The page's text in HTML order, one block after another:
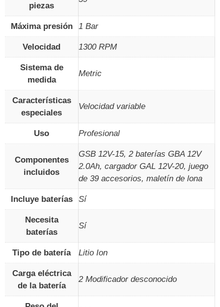
piezas
Máxima presión ‎1 Bar
Velocidad ‎1300 RPM
Sistema de
medida
‎Metric
Características
especiales
‎Velocidad variable
Uso ‎Profesional
Componentes
incluidos
‎GSB 12V-15, 2 baterías GBA 12V
2.0Ah, cargador GAL 12V-20, juego
de 39 accesorios, maletín de lona
Incluye baterías ‎Sí
Necesita
baterías
‎Sí
Tipo de batería ‎Litio Ion
Carga eléctrica
de la batería
‎2 Modificador desconocido